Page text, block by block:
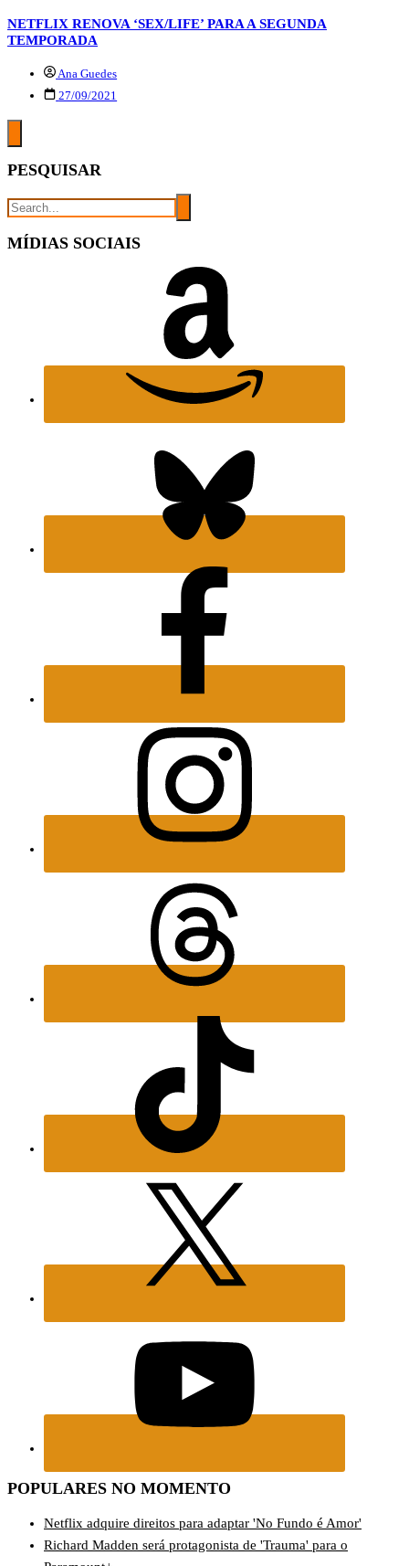
NETFLIX RENOVA ‘SEX/LIFE’ PARA A SEGUNDA
TEMPORADA
Ana Guedes
27/09/2021
PESQUISAR
MÍDIAS SOCIAIS
POPULARES NO MOMENTO
Netflix adquire direitos para adaptar 'No Fundo é Amor'
Richard Madden será protagonista de 'Trauma' para o